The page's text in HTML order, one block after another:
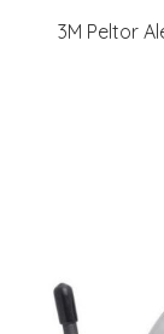
3M Peltor